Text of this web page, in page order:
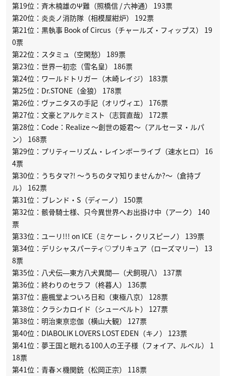
第19位：斉木楠雄のΨ難（照橋信 / 六神通） 193票
第20位：炎炎ノ消防隊（相模屋紺炉） 192票
第21位：黒執事 Book of Circus（チャールズ・フィップス） 19
0票
第22位：スタミュ（空閑愁） 189票
第23位：世界一初恋（雪名皇） 186票
第24位：ワールドトリガー（木崎レイジ） 183票
第25位：Dr.STONE（金狼） 178票
第26位：ヴァニタスの手記（オリヴィエ） 176票
第27位：文豪とアルケミスト（志賀直哉） 172票
第28位：Code：Realize 〜創世の姫君〜（アルセーヌ・ルパ
ン） 168票
第29位：プリティーリズム・レインボーライブ（速水ヒロ） 16
4票
第30位：うちタマ?! 〜うちのタマ知りませんか?〜（倉持ブ
ル） 162票
第31位：ブレンド・S（ディーノ） 150票
第32位：骸骨騎士様、只今異世界へお出掛け中（アーク） 140
票
第33位：ユーリ!!! on ICE（ミケーレ・クリスピーノ） 139票
第34位：デリシャスパーティ♡プリキュア（ローズマリー） 13
8票
第35位：八犬伝―東方八犬異聞―（犬飼現八） 137票
第36位：終わりのセラフ（柊暮人） 136票
第37位：鹿楓堂よついろ日和（東極八京） 128票
第38位：クラシカロイド（シューベルト） 127票
第38位：明治東亰恋伽（横山大観） 127票
第40位：DIABOLIK LOVERS LOST EDEN（キノ） 123票
第41位：夢王国と眠れる100人の王子様（フォイア、ルベル） 1
18票
第41位：青春×機関銃（松岡正宗） 118票